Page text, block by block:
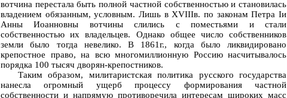
вотчина перестала быть полной частной собственностью и становилась
владением обязанным, условным. Лишь в XVIIIв. по законам Петра Iи
Анны Иоанновны вотчины слились с поместьями и стали
собственностью их владельцев. Однако общее число собственников
земли было тогда невелико. В 1861г., когда было ликвидировано
крепостное право, на всю многомиллионную Россию насчитывалось
порядка 100 тысяч дворян-крепостников.
Таким образом, милитаристская политика русского государства
нанесла огромный ущерб процессу формирования частной
собственности и напрямую противоречила интересам широких масс